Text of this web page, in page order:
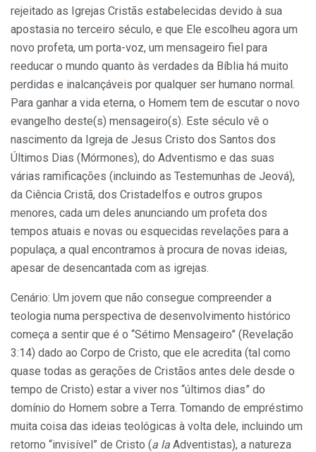
rejeitado as Igrejas Cristãs estabelecidas devido à sua
apostasia no terceiro século, e que Ele escolheu agora um
novo profeta, um porta-voz, um mensageiro fiel para
reeducar o mundo quanto às verdades da Bíblia há muito
perdidas e inalcançáveis por qualquer ser humano normal.
Para ganhar a vida eterna, o Homem tem de escutar o novo
evangelho deste(s) mensageiro(s). Este século vê o
nascimento da Igreja de Jesus Cristo dos Santos dos
Últimos Dias (Mórmones), do Adventismo e das suas
várias ramificações (incluindo as Testemunhas de Jeová),
da Ciência Cristã, dos Cristadelfos e outros grupos
menores, cada um deles anunciando um profeta dos
tempos atuais e novas ou esquecidas revelações para a
populaça, a qual encontramos à procura de novas ideias,
apesar de desencantada com as igrejas.
Cenário: Um jovem que não consegue compreender a
teologia numa perspectiva de desenvolvimento histórico
começa a sentir que é o “Sétimo Mensageiro” (Revelação
3:14) dado ao Corpo de Cristo, que ele acredita (tal como
quase todas as gerações de Cristãos antes dele desde o
tempo de Cristo) estar a viver nos “últimos dias” do
domínio do Homem sobre a Terra. Tomando de empréstimo
muita coisa das ideias teológicas à volta dele, incluindo um
retorno “invisível” de Cristo (a la Adventistas), a natureza